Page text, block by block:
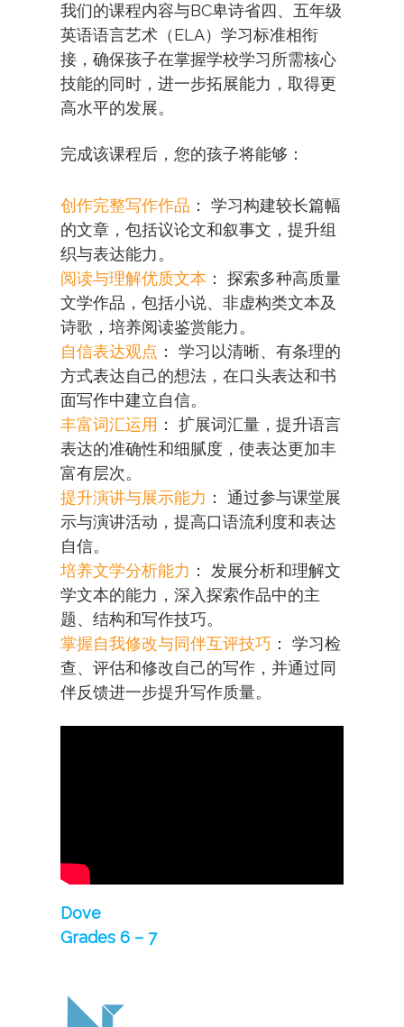
我们的课程内容与BC卑诗省四、五年级
英语语言艺术（ELA）学习标准相衔
接，确保孩子在掌握学校学习所需核心
技能的同时，进一步拓展能力，取得更
高水平的发展。
完成该课程后，您的孩子将能够：
创作完整写作作品 ： 学习构建较长篇幅
的文章，包括议论文和叙事文，提升组
织与表达能力。
阅读与理解优质文本 ： 探索多种高质量
文学作品，包括小说、非虚构类文本及
诗歌，培养阅读鉴赏能力。
自信表达观点 ： 学习以清晰、有条理的
方式表达自己的想法，在口头表达和书
面写作中建立自信。
丰富词汇运用 ： 扩展词汇量，提升语言
表达的准确性和细腻度，使表达更加丰
富有层次。
提升演讲与展示能力 ： 通过参与课堂展
示与演讲活动，提高口语流利度和表达
自信。
培养文学分析能力 ： 发展分析和理解文
学文本的能力，深入探索作品中的主
题、结构和写作技巧。
掌握自我修改与同伴互评技巧 ： 学习检
查、评估和修改自己的写作，并通过同
伴反馈进一步提升写作质量。
Dove
Grades 6 – 7